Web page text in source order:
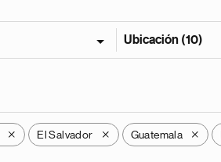
Ubicación (10)
X El Salvador X Guatemala X